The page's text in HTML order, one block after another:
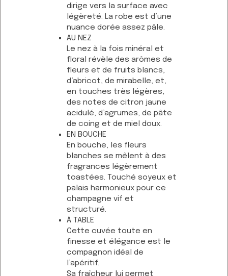
dirige vers la surface avec
légèreté. La robe est d’une
nuance dorée assez pâle.
AU NEZ
Le nez à la fois minéral et
floral révèle des arômes de
fleurs et de fruits blancs,
d’abricot, de mirabelle, et,
en touches très légères,
des notes de citron jaune
acidulé, d’agrumes, de pâte
de coing et de miel doux.
EN BOUCHE
En bouche, les fleurs
blanches se mêlent à des
fragrances légèrement
toastées. Touché soyeux et
palais harmonieux pour ce
champagne vif et
structuré.
À TABLE
Cette cuvée toute en
finesse et élégance est le
compagnon idéal de
l’apéritif.
Sa fraîcheur lui permet